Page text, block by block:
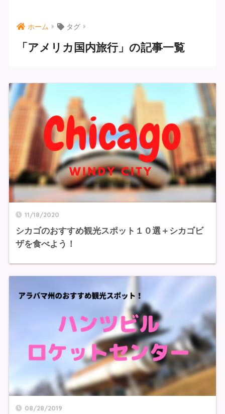
ホーム タグ
「アメリカ国内旅行」の記事一覧
11/18/2020
シカゴのおすすめ観光スポット１０選＋シカゴビ
ザを食べよう！
08/28/2019